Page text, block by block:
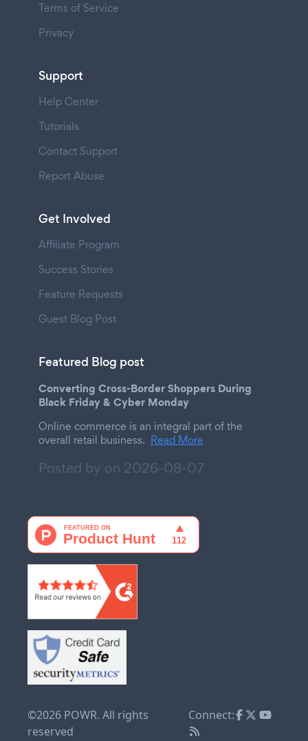
Terms of Service
Privacy
Support
Help Center
Tutorials
Contact Support
Report Abuse
Get Involved
Affiliate Program
Success Stories
Feature Requests
Guest Blog Post
Featured Blog post
Converting Cross-Border Shoppers During
Black Friday & Cyber Monday
Online commerce is an integral part of the
overall retail business. Read More
Posted by on 2026-08-07
©2026 POWR. All rights
reserved
Connect: